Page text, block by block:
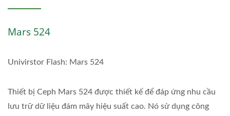
Mars 524
Univirstor Flash: Mars 524
Thiết bị Ceph Mars 524 được thiết kế để đáp ứng nhu cầu
lưu trữ dữ liệu đám mây hiệu suất cao. Nó sử dụng công